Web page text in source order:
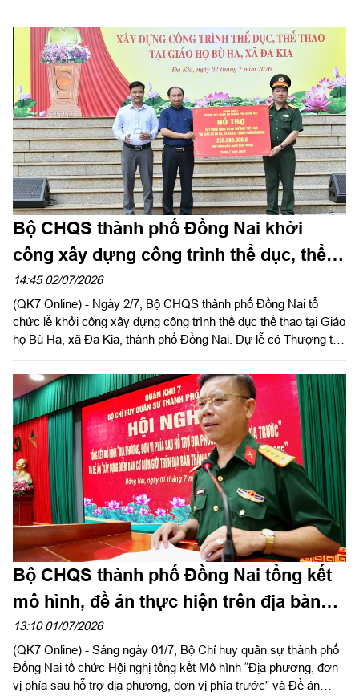
khu vực 4 - Bình Long, Trung đoàn Bộ binh 736 và Trung đoàn
Đồng Nai. Đại tá Nguyễn Bá Phú, Phó Chỉ huy trưởng Bộ
CHQS thành phố Đồng Nai dự, chỉ đạo và kiểm tra diễn tập.
Bộ CHQS thành phố Đồng Nai khởi
công xây dựng công trình thể dục, thể
thao tại xã Đa Kia
14:45 02/07/2026
(QK7 Online) - Ngày 2/7, Bộ CHQS thành phố Đồng Nai tổ
chức lễ khởi công xây dựng công trình thể dục thể thao tại Giáo
họ Bù Ha, xã Đa Kia, thành phố Đồng Nai. Dự lễ có Thượng tá
phố Đồng Nai; Linh mục Phanxicô Trần Văn Đoàn, Quản xứ
Giáo xứ An Bình, Quản nhiệm Giáo họ Bù Ha; đại diện cấp ủy,
chính quyền địa phương cùng đông đảo bà con giáo dân trên
địa bàn.
Bộ CHQS thành phố Đồng Nai tổng kết
mô hình, đề án thực hiện trên địa bàn
giai đoạn 2019 - 2025
13:10 01/07/2026
(QK7 Online) - Sáng ngày 01/7, Bộ Chỉ huy quân sự thành phố
Đồng Nai tổ chức Hội nghị tổng kết Mô hình “Địa phương, đơn
vị phía sau hỗ trợ địa phương, đơn vị phía trước” và Đề án